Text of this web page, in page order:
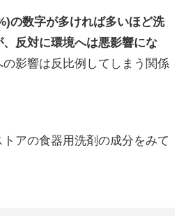
の数字が多ければ多いほど洗
反対に環境へは悪影響にな
影響は反比例してしまう関係
アの食器用洗剤の成分をみて